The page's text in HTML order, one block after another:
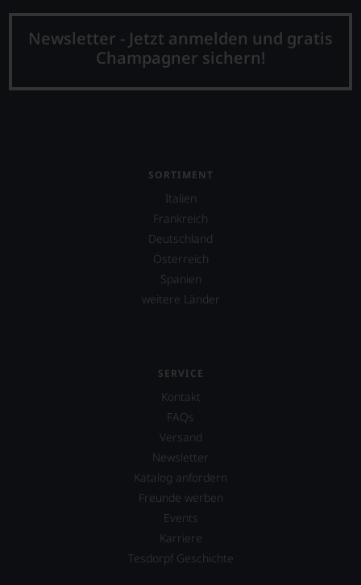
Newsletter - Jetzt anmelden und gratis
Champagner sichern!
SORTIMENT
Italien
Frankreich
Deutschland
Österreich
Spanien
weitere Länder
SERVICE
Kontakt
FAQs
Versand
Newsletter
Katalog anfordern
Freunde werben
Events
Karriere
Tesdorpf Geschichte